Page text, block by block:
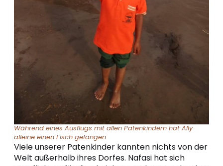
Während eines Ausflugs mit allen Patenkindern hat Ally
alleine einen Fisch gefangen
Viele unserer Patenkinder kannten nichts von der
Welt außerhalb ihres Dorfes. Nafasi hat sich